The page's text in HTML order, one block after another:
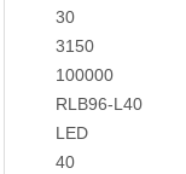
30
3150
100000
RLB96-L40
LED
40